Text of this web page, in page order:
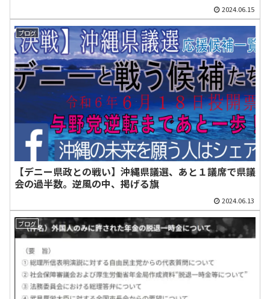
2024.06.15
ブログ
【デニー県政との戦い】沖縄県議選、あと１議席で県議
会の過半数。逆風の中、掲げる旗
2024.06.13
ブログ